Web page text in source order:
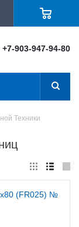
+7-903-947-94-80
Техники
(FR025) №